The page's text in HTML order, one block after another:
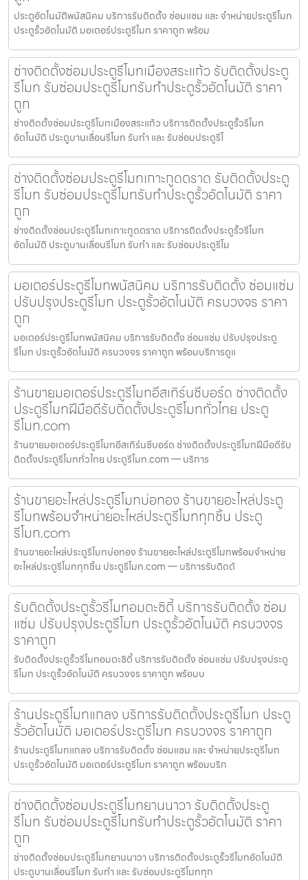
ประตูอัตโนมัติพนัสนิคม บริการรับติดตั้ง ซ่อมแซม และ จำหน่ายประตูรีโมท
ประตูรั้วอัตโนมัติ มอเตอร์ประตูรีโมท ราคาถูก พร้อม
ช่างติดตั้งซ่อมประตูรีโมทเมืองสระแก้ว รับติดตั้งประตู
รีโมท รับซ่อมประตูรีโมทรับทำประตูรั้วอัตโนมัติ ราคา
ถูก
ช่างติดตั้งซ่อมประตูรีโมทเมืองสระแก้ว บริการติดตั้งประตูรั้วรีโมท
อัตโนมัติ ประตูบานเลื่อนรีโมท รับทำ และ รับซ่อมประตูรีโ
ช่างติดตั้งซ่อมประตูรีโมทเกาะกูดตราด รับติดตั้งประตู
รีโมท รับซ่อมประตูรีโมทรับทำประตูรั้วอัตโนมัติ ราคา
ถูก
ช่างติดตั้งซ่อมประตูรีโมทเกาะกูดตราด บริการติดตั้งประตูรั้วรีโมท
อัตโนมัติ ประตูบานเลื่อนรีโมท รับทำ และ รับซ่อมประตูรีโม
มอเตอร์ประตูรีโมทพนัสนิคม บริการรับติดตั้ง ซ่อมแซ่ม
ปรับปรุงประตูรีโมท ประตูรั้วอัตโนมัติ ครบวงจร ราคา
ถูก
มอเตอร์ประตูรีโมทพนัสนิคม บริการรับติดตั้ง ซ่อมแซ่ม ปรับปรุงประตู
รีโมท ประตูรั้วอัตโนมัติ ครบวงจร ราคาถูก พร้อมบริการดูแ
ร้านขายมอเตอร์ประตูรีโมทอีสเทิร์นซีบอร์ด ช่างติดตั้ง
ประตูรีโมทฝีมือดีรับติดตั้งประตูรีโมททั่วไทย ประตู
รีโมท.com
ร้านขายมอเตอร์ประตูรีโมทอีสเทิร์นซีบอร์ด ช่างติดตั้งประตูรีโมทฝีมือดีรับ
ติดตั้งประตูรีโมททั่วไทย ประตูรีโมท.com — บริการ
ร้านขายอะไหล่ประตูรีโมทบ่อทอง ร้านขายอะไหล่ประตู
รีโมทพร้อมจำหน่ายอะไหล่ประตูรีโมททุกชิ้น ประตู
รีโมท.com
ร้านขายอะไหล่ประตูรีโมทบ่อทอง ร้านขายอะไหล่ประตูรีโมทพร้อมจำหน่าย
อะไหล่ประตูรีโมททุกชิ้น ประตูรีโมท.com — บริการรับติดตั
รับติดตั้งประตูรั้วรีโมทอมตะซิตี้ บริการรับติดตั้ง ซ่อม
แซ่ม ปรับปรุงประตูรีโมท ประตูรั้วอัตโนมัติ ครบวงจร
ราคาถูก
รับติดตั้งประตูรั้วรีโมทอมตะซิตี้ บริการรับติดตั้ง ซ่อมแซ่ม ปรับปรุงประตู
รีโมท ประตูรั้วอัตโนมัติ ครบวงจร ราคาถูก พร้อมบ
ร้านประตูรีโมทแกลง บริการรับติดตั้งประตูรีโมท ประตู
รั้วอัตโนมัติ มอเตอร์ประตูรีโมท ครบวงจร ราคาถูก
ร้านประตูรีโมทแกลง บริการรับติดตั้ง ซ่อมแซม และ จำหน่ายประตูรีโมท
ประตูรั้วอัตโนมัติ มอเตอร์ประตูรีโมท ราคาถูก พร้อมบริก
ช่างติดตั้งซ่อมประตูรีโมทยานนาวา รับติดตั้งประตู
รีโมท รับซ่อมประตูรีโมทรับทำประตูรั้วอัตโนมัติ ราคา
ถูก
ช่างติดตั้งซ่อมประตูรีโมทยานนาวา บริการติดตั้งประตูรั้วรีโมทอัตโนมัติ
ประตูบานเลื่อนรีโมท รับทำ และ รับซ่อมประตูรีโมททุก